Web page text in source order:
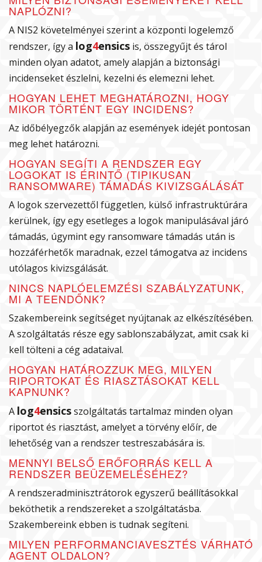
NAPLÓZNI?
A NIS2 követelményei szerint a központi logelemző
rendszer, így a log4ensics is, összegyűjt és tárol
minden olyan adatot, amely alapján a biztonsági
incidenseket észlelni, kezelni és elemezni lehet.
HOGYAN LEHET MEGHATÁROZNI, HOGY
MIKOR TÖRTÉNT EGY INCIDENS?
Az időbélyegzők alapján az események idejét pontosan
meg lehet határozni.
HOGYAN SEGÍTI A RENDSZER EGY
LOGOKAT IS ÉRINTŐ (TIPIKUSAN
RANSOMWARE) TÁMADÁS KIVIZSGÁLÁSÁT
A logok szervezettől független, külső infrastruktúrára
kerülnek, így egy esetleges a logok manipulásával járó
támadás, úgymint egy ransomware támadás után is
hozzáférhetők maradnak, ezzel támogatva az incidens
utólagos kivizsgálását.
NINCS NAPLÓELEMZÉSI SZABÁLYZATUNK,
MI A TEENDŐNK?
Szakembereink segítséget nyújtanak az elkészítésében.
A szolgáltatás része egy sablonszabályzat, amit csak ki
kell tölteni a cég adataival.
HOGYAN HATÁROZZUK MEG, MILYEN
RIPORTOKAT ÉS RIASZTÁSOKAT KELL
KAPNUNK?
A log4ensicsszolgáltatás tartalmaz minden olyan
riportot és riasztást, amelyet a törvény előír, de
lehetőség van a rendszer testreszabására is.
MENNYI BELSŐ ERŐFORRÁS KELL A
RENDSZER BEÜZEMELÉSÉHEZ?
A rendszeradminisztrátorok egyszerű beállításokkal
beköthetik a rendszereket a szolgáltatásba.
Szakembereink ebben is tudnak segíteni.
MILYEN PERFORMANCIAVESZTÉS VÁRHATÓ
AGENT OLDALON?